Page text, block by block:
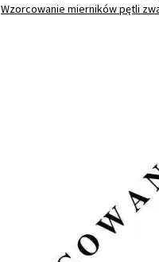
Wzorcowanie mierników pętli